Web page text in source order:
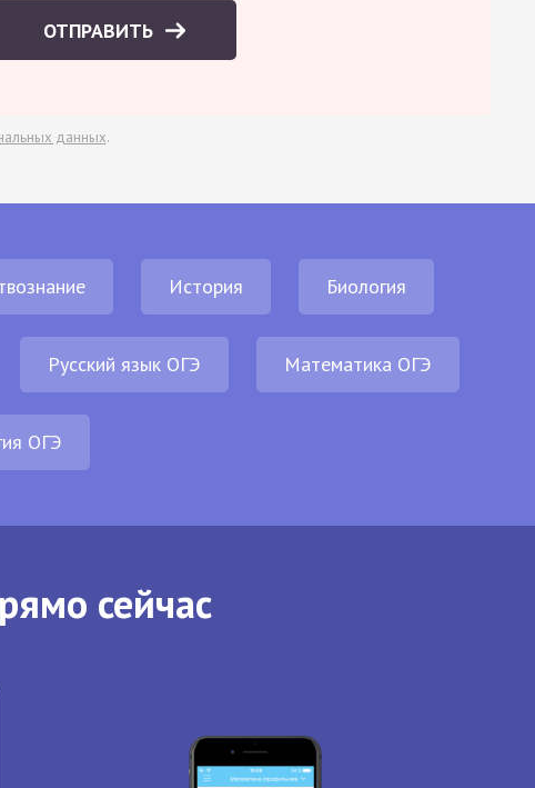
ОТПРАВИТЬ
данных.
История Биология
Русский язык ОГЭ Математика ОГЭ
ОГЭ
сейчас